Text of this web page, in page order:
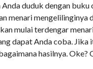
duduk dengan
menari mengelilinginya
mulai terdengar
dapat Anda coba.
hasilnya. Oke?